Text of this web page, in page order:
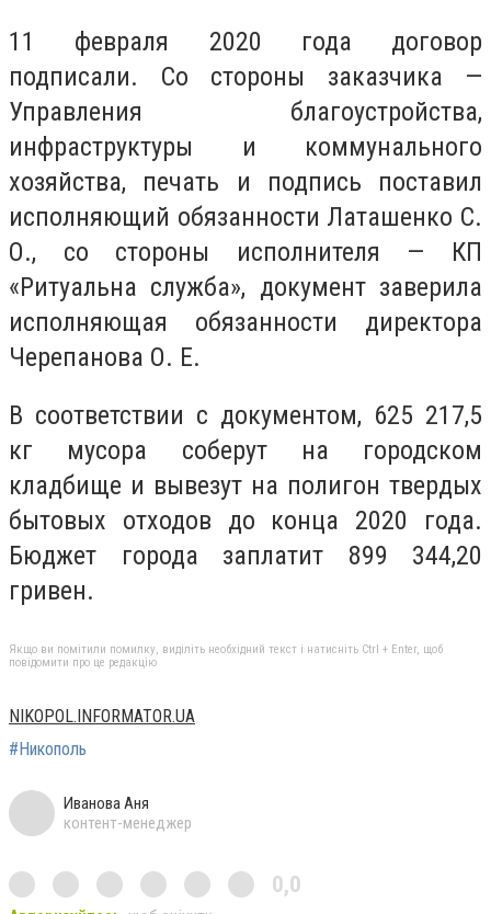
11 февраля 2020 года договор
подписали. Со стороны заказчика —
Управления благоустройства,
инфраструктуры и коммунального
хозяйства, печать и подпись поставил
исполняющий обязанности Латашенко С.
О., со стороны исполнителя — КП
«Ритуальна служба», документ заверила
исполняющая обязанности директора
Черепанова О. Е.
В соответствии с документом, 625 217,5
кг мусора соберут на городском
кладбище и вывезут на полигон твердых
бытовых отходов до конца 2020 года.
Бюджет города заплатит 899 344,20
гривен.
Якщо ви помітили помилку, виділіть необхідний текст і натисніть Ctrl + Enter, щоб
повідомити про це редакцію
NIKOPOL.INFORMATOR.UA
#Никополь
Иванова Аня
контент-менеджер
0,0